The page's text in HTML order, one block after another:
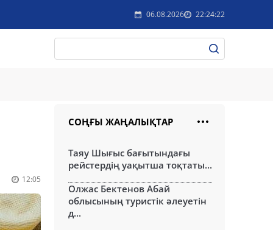
06.08.2026 22:24:22
12:05
СОҢҒЫ ЖАҢАЛЫҚТАР
Таяу Шығыс бағытындағы
рейстердің уақытша тоқтаты...
Олжас Бектенов Абай
облысының туристік әлеуетін
д...